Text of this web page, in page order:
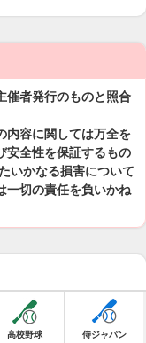
催者発行のものと照合
内容に関しては万全を
安全性を保証するもの
いかなる損害について
一切の責任を負いかね
高校野球 侍ジャパン